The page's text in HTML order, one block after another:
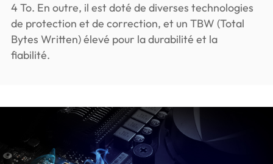
4 To. En outre, il est doté de diverses technologies
de protection et de correction, et un TBW (Total
Bytes Written) élevé pour la durabilité et la
fiabilité.